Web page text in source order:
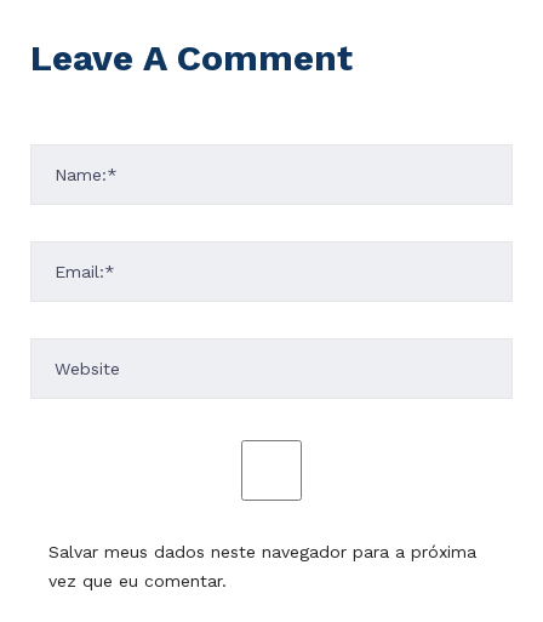
Leave A Comment
Salvar meus dados neste navegador para a próxima
vez que eu comentar.